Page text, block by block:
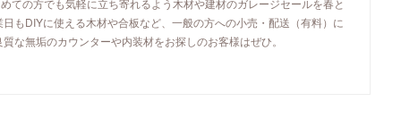
ての方でも気軽に立ち寄れるよう木材や建材のガレージセールを春と
もDIYに使える木材や合板など、一般の方への小売・配送（有料）に
な無垢のカウンターや内装材をお探しのお客様はぜひ。